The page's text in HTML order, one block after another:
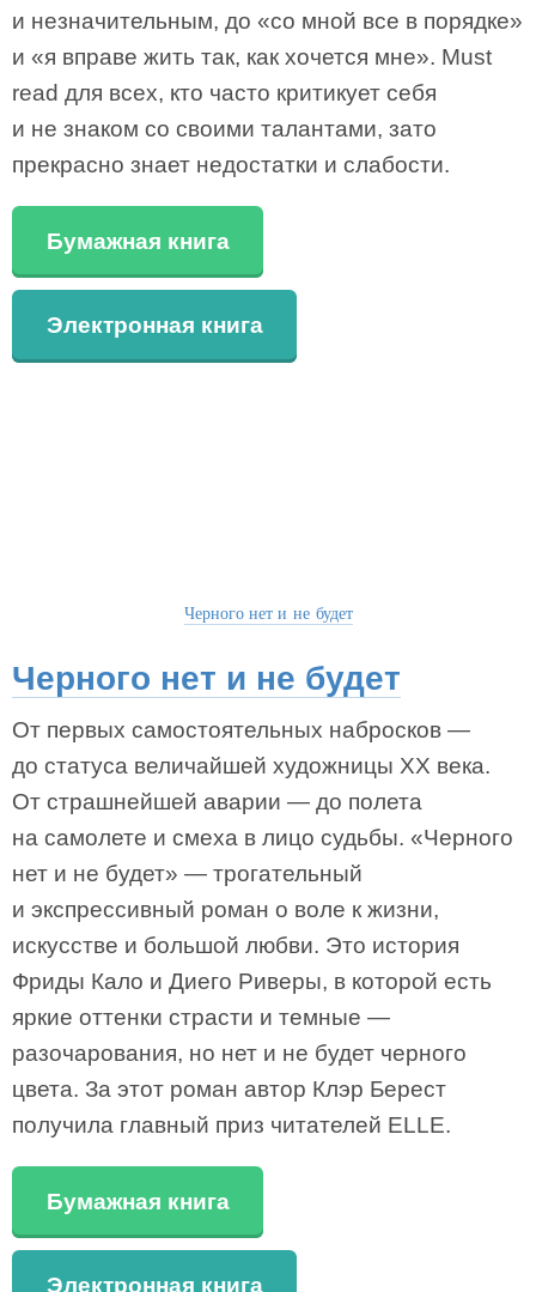
и незначительным, до «со мной все в порядке»
и «я вправе жить так, как хочется мне». Must
read для всех, кто часто критикует себя
и не знаком со своими талантами, зато
прекрасно знает недостатки и слабости.
Бумажная книга
Электронная книга
Черного нет и не будет
Черного нет и не будет
От первых самостоятельных набросков —
до статуса величайшей художницы XX века.
От страшнейшей аварии — до полета
на самолете и смеха в лицо судьбы. «Черного
нет и не будет» — трогательный
и экспрессивный роман о воле к жизни,
искусстве и большой любви. Это история
Фриды Кало и Диего Риверы, в которой есть
яркие оттенки страсти и темные —
разочарования, но нет и не будет черного
цвета. За этот роман автор Клэр Берест
получила главный приз читателей ELLE.
Бумажная книга
Электронная книга